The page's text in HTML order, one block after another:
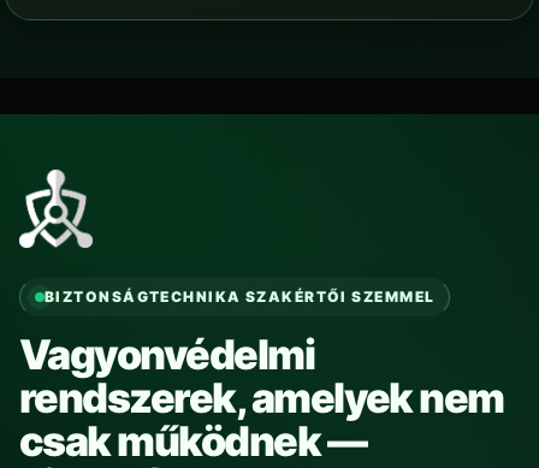
BIZTONSÁGTECHNIKA SZAKÉRTŐI SZEMMEL
Vagyonvédelmi
rendszerek, amelyek nem
csak működnek —